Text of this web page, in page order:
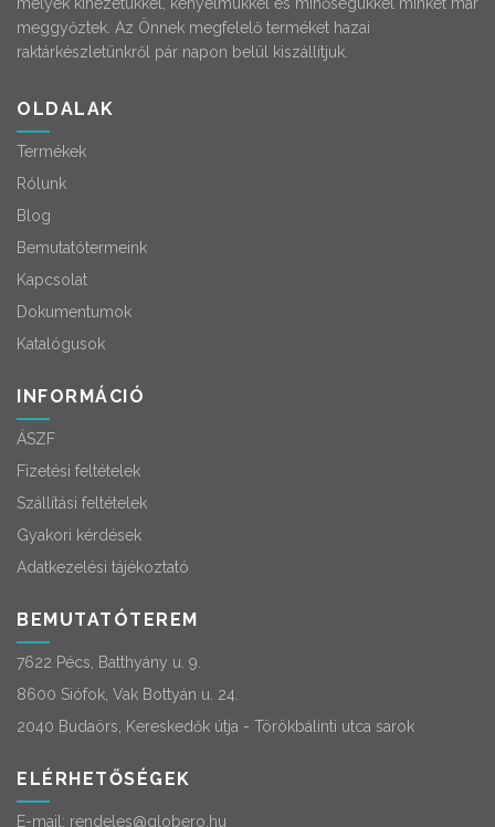
meggyőztek. Az Önnek megfelelő terméket hazai
raktárkészletünkről pár napon belül kiszállítjuk.
OLDALAK
Termékek
Rólunk
Blog
Bemutatótermeink
Kapcsolat
Dokumentumok
Katalógusok
INFORMÁCIÓ
ÁSZF
Fizetési feltételek
Szállítási feltételek
Gyakori kérdések
Adatkezelési tájékoztató
BEMUTATÓTEREM
7622 Pécs, Batthyány u. 9.
8600 Siófok, Vak Bottyán u. 24.
2040 Budaörs, Kereskedők útja - Törökbálinti utca sarok
ELÉRHETŐSÉGEK
E-mail: rendeles@globero.hu